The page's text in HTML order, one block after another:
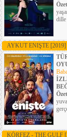
dille
AYKUT ENIŞTE [2019]
KÖRFEZ - THE GULF